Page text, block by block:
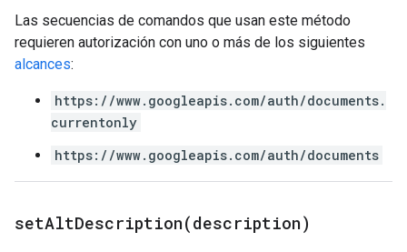
Las secuencias de comandos que usan este método
requieren autorización con uno o más de los siguientes
alcances:
https://www.googleapis.com/auth/documents.
currentonly
https://www.googleapis.com/auth/documents
setAltDescription(description)